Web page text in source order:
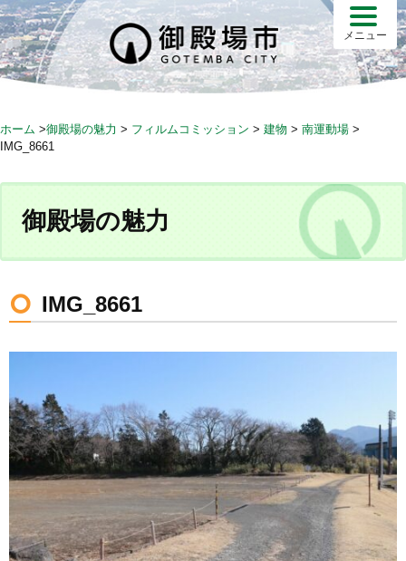
S
k
i
p
c
n
メニュー
ホーム >御殿場の魅力 > フィルムコミッション > 建物 > 南運動場 >
IMG_8661
御殿場の魅力
IMG_8661